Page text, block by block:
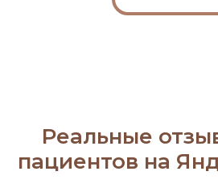
Реальные
пациентов на